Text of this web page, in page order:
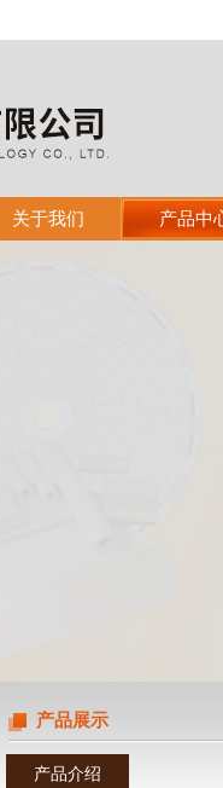
关于我们 产品中
产品展示
产品介绍